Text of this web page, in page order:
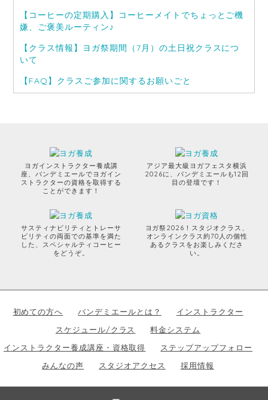
【コーヒーの定期購入】コーヒーメイトでちょっとご機
嫌、ご褒美ルーティン♪
【クラス情報】ヨガ祭期間（7月）の土日祝クラスにつ
いて
【FAQ】クラスご参加に関するお願いごと
ヨガインストラクター養成講
座、バンデミエールでヨガイン
ストラクターの資格を取得する
ことができます！
アジア最大級ヨガフェスタ横浜
2026に、バンデミエールも12回
目の登壇です！
サスティナビリティとトレーサ
ビリティの両面での基準を満た
した、スペシャルティコーヒー
をどうぞ。
ヨガ祭2026！スタジオクラス、
オンラインクラス約70人の個性
あるクラスをお楽しみくださ
い。
初めての方へ バンデミエールとは？
インストラクター
スケジュール/クラス
料金システム
インストラクター養成講座・資格取得
ステップアップフォロー
みんなの声
スタジオアクセス 採用情報